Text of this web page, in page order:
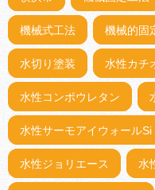
機械式工法 機械的固
水切り塗装 水性カチ
水性コンポウレタン
水性サーモアイウォールSi
水性ジョリエース 水